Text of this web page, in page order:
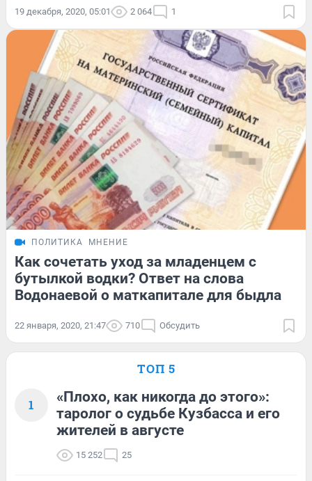
19 декабря, 2020, 05:01 2 064 1
ПОЛИТИКА МНЕНИЕ
Как сочетать уход за младенцем с
бутылкой водки? Ответ на слова
Водонаевой о маткапитале для быдла
22 января, 2020, 21:47 710 Обсудить
ТОП 5
1
«Плохо, как никогда до этого»:
таролог о судьбе Кузбасса и его
жителей в августе
15 252 25